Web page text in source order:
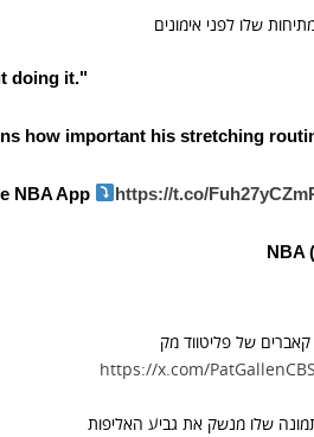
שלו לפני אימונים
doing it."
how important his stretching
NBA App https://t.co/
של פליטווד מק
https://x.com/
שלו מנשק את גביע האליפות